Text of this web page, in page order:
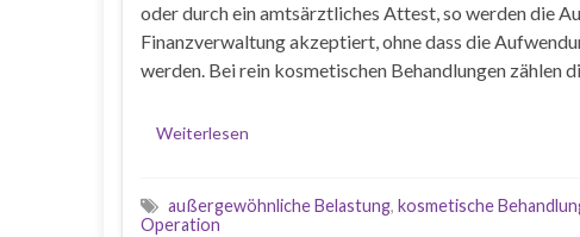
oder durch ein amtsärztliches Attest, so werden die
Finanzverwaltung akzeptiert, ohne dass die
werden. Bei rein kosmetischen Behandlungen zählen
Weiterlesen
außergewöhnliche Belastung, kosmetische
Operation